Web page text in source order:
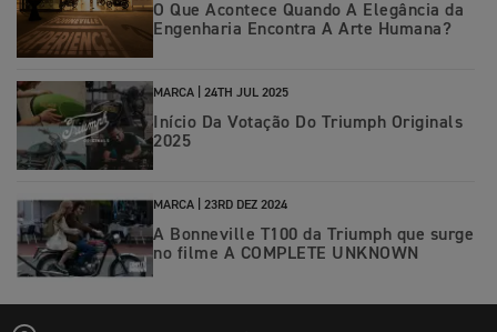
O Que Acontece Quando A Elegância da
Engenharia Encontra A Arte Humana?
MARCA | 24TH JUL 2025
Início Da Votação Do Triumph Originals
2025
MARCA | 23RD DEZ 2024
A Bonneville T100 da Triumph que surge
no filme A COMPLETE UNKNOWN